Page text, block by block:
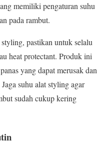
memiliki pengaturan suhu
pada rambut.
pastikan untuk selalu
heat protectant. Produk ini
yang dapat merusak dan
suhu alat styling agar
sudah cukup kering